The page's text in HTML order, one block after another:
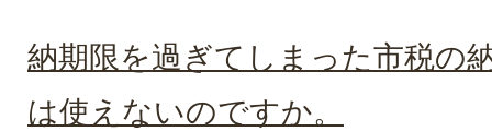
納期限を過ぎてしまった市税の
は使えないのですか。